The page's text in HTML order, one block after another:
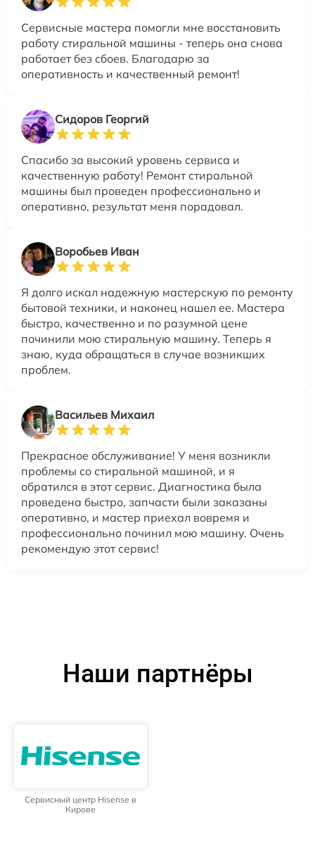
Сервисные мастера помогли мне восстановить
работу стиральной машины - теперь она снова
работает без сбоев. Благодарю за
оперативность и качественный ремонт!
Сидоров Георгий
Спасибо за высокий уровень сервиса и
качественную работу! Ремонт стиральной
машины был проведен профессионально и
оперативно, результат меня порадовал.
Воробьев Иван
Я долго искал надежную мастерскую по ремонту
бытовой техники, и наконец нашел ее. Мастера
быстро, качественно и по разумной цене
починили мою стиральную машину. Теперь я
знаю, куда обращаться в случае возникших
проблем.
Васильев Михаил
Прекрасное обслуживание! У меня возникли
проблемы со стиральной машиной, и я
обратился в этот сервис. Диагностика была
проведена быстро, запчасти были заказаны
оперативно, и мастер приехал вовремя и
профессионально починил мою машину. Очень
рекомендую этот сервис!
Наши партнёры
Сервисный центр Hisense в
Кирове